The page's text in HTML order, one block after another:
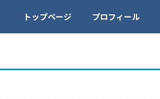
トップページ プロフィール